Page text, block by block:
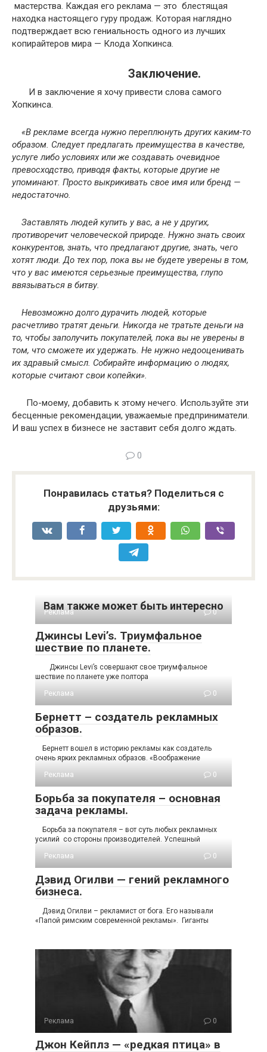
мастерства. Каждая его реклама — это блестящая
находка настоящего гуру продаж. Которая наглядно
подтверждает всю гениальность одного из лучших
копирайтеров мира — Клода Хопкинса.
Заключение.
И в заключение я хочу привести слова самого
Хопкинса.
«В рекламе всегда нужно переплюнуть других каким-то
образом. Следует предлагать преимущества в качестве,
услуге либо условиях или же создавать очевидное
превосходство, приводя факты, которые другие не
упоминают. Просто выкрикивать свое имя или бренд —
недостаточно.
Заставлять людей купить у вас, а не у других,
противоречит человеческой природе. Нужно знать своих
конкурентов, знать, что предлагают другие, знать, чего
хотят люди. До тех пор, пока вы не будете уверены в том,
что у вас имеются серьезные преимущества, глупо
ввязываться в битву.
Невозможно долго дурачить людей, которые
расчетливо тратят деньги. Никогда не тратьте деньги на
то, чтобы заполучить покупателей, пока вы не уверены в
том, что сможете их удержать. Не нужно недооценивать
их здравый смысл. Собирайте информацию о людях,
которые считают свои копейки».
По-моему, добавить к этому нечего. Используйте эти
бесценные рекомендации, уважаемые предприниматели.
И ваш успех в бизнесе не заставит себя долго ждать.
0
Понравилась статья? Поделиться с
друзьями:
Вам также может быть интересно
Реклама 0
Джинсы Levi’s. Триумфальное
шествие по планете.
Джинсы Levi’s совершают свое триумфальное
шествие по планете уже полтора
Реклама
0
Бернетт – создатель рекламных
образов.
Бернетт вошел в историю рекламы как создатель
очень ярких рекламных образов. «Воображение
Реклама
0
Борьба за покупателя – основная
задача рекламы.
Борьба за покупателя – вот суть любых рекламных
усилий со стороны производителей. Успешный
Реклама
0
Дэвид Огилви — гений рекламного
бизнеса.
Дэвид Огилви – рекламист от бога. Его называли
«Папой римским современной рекламы». Гиганты
Реклама 0
Джон Кейплз — «редкая птица» в